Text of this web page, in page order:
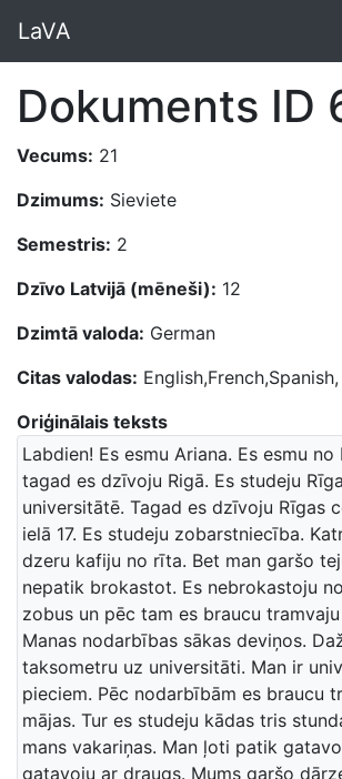
LaVA
Dokuments ID
Vecums: 21
Dzimums: Sieviete
Semestris: 2
Dzīvo Latvijā (mēneši): 12
Dzimtā valoda: German
Citas valodas:
Oriģinālais teksts
Labdien! Es esmu Ariana. Es esmu no
tagad es dzīvoju Rigā. Es studeju
universitātē. Tagad es dzīvoju Rīgas
ielā 17. Es studeju zobarstniecība.
dzeru kafiju no rīta. Bet man garšo
nepatik brokastot. Es nebrokastoju
zobus un pēc tam es braucu
Manas nodarbības sākas deviņos.
taksometru uz universitāti. Man ir
pieciem. Pēc nodarbībām es braucu
mājas. Tur es studeju kādas tris
mans vakariņas. Man ļoti patik
gatavoju ar draugs. Mums garšo